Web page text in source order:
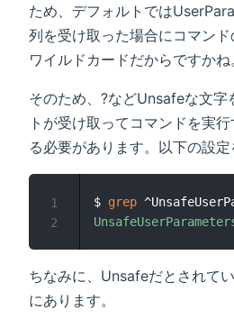
ため、デフォルトでは
列を受け取った場合にコマンド
ワイルドカードだからですかね
そのため、?などUnsafeな文
トが受け取ってコマンドを実
る必要があります。以下の設定
$ grep
1
2
ちなみに、Unsafeだとされて
にあります。